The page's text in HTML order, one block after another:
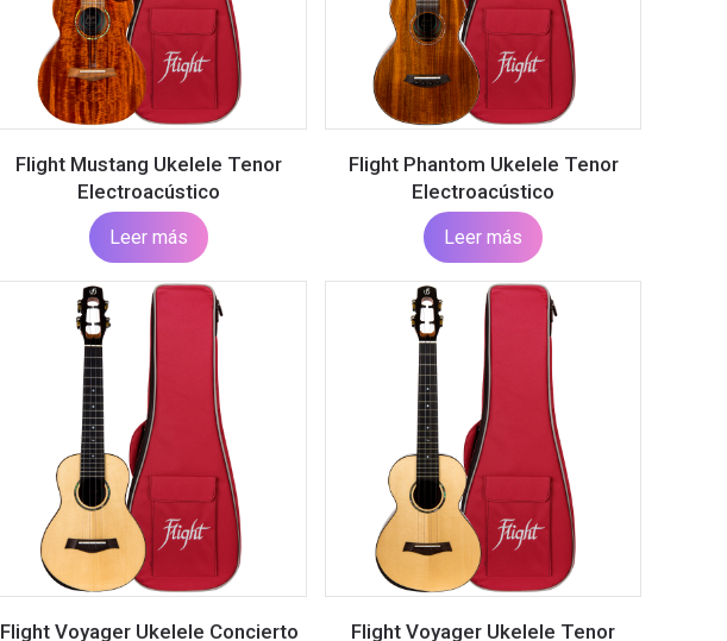
Flight Mustang Ukelele Tenor
Electroacústico
Leer más
Flight Phantom Ukelele Tenor
Electroacústico
Leer más
Flight Voyager Ukelele Concierto
Flight Voyager Ukelele Tenor